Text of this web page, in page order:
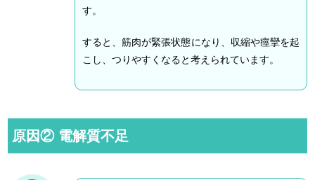
す。
すると、筋肉が緊張状態になり、収縮や痙攣を起
こし、つりやすくなると考えられています。
原因② 電解質不足